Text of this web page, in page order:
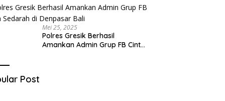
Pidana
Mei 25, 2025
Polres Gresik Berhasil
Amankan Admin Grup FB Cinta
Post